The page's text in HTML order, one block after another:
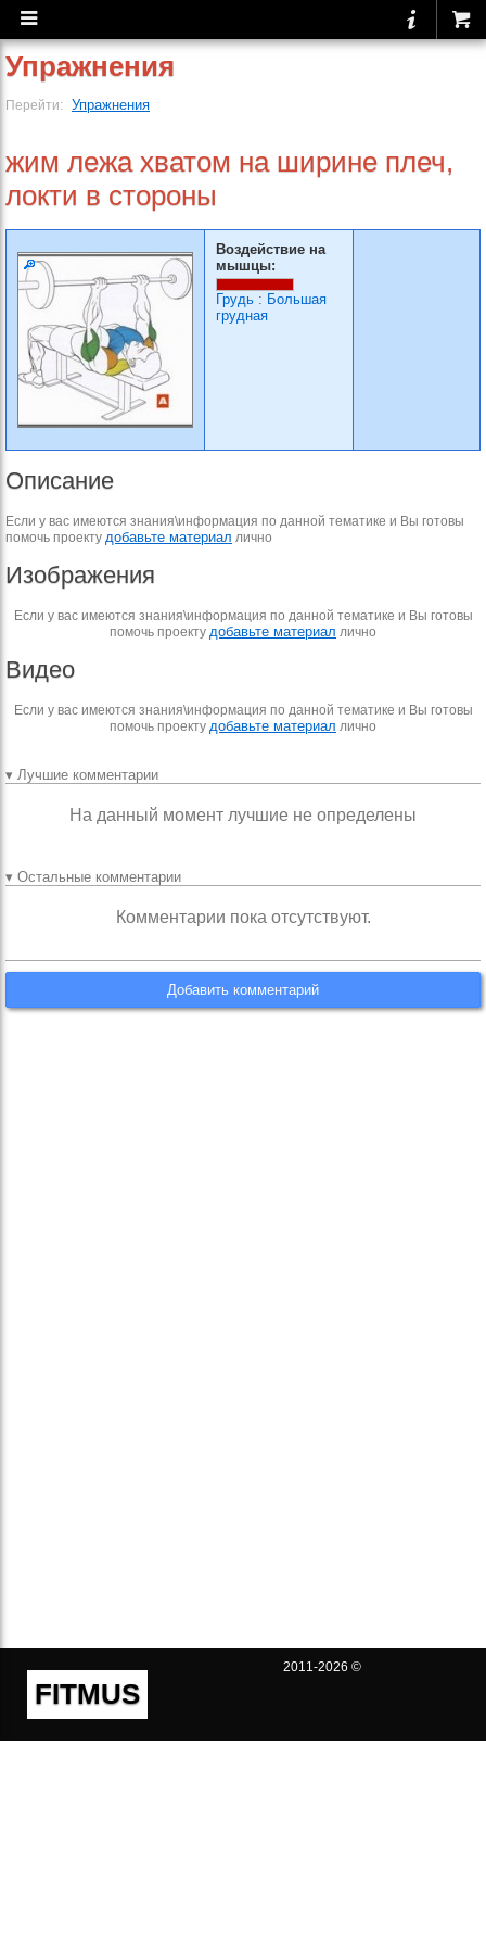
Упражнения
Перейти: Упражнения
жим лежа хватом на ширине плеч,
локти в стороны
Воздействие на
мышцы:
Грудь : Большая
грудная
Описание
Если у вас имеются знания\информация по данной тематике и Вы готовы
помочь проекту добавьте материал лично
Изображения
Если у вас имеются знания\информация по данной тематике и Вы готовы
помочь проекту добавьте материал лично
Видео
Если у вас имеются знания\информация по данной тематике и Вы готовы
помочь проекту добавьте материал лично
▾ Лучшие комментарии
На данный момент лучшие не определены
▾ Остальные комментарии
Комментарии пока отсутствуют.
Добавить комментарий
FITMUS
2011-2026 ©